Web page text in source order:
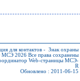
для контактов - Знак охраны
МСЭ 2026 Все права сохранены
Web-страницы МСЭ-
R
Обновлено : 2011-06-15